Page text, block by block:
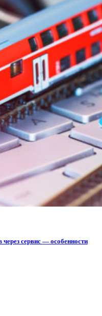
сервис — особенности